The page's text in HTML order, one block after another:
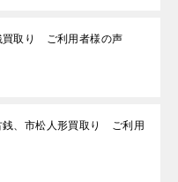
買取り ご利用者様の声
銭、市松人形買取り ご利用